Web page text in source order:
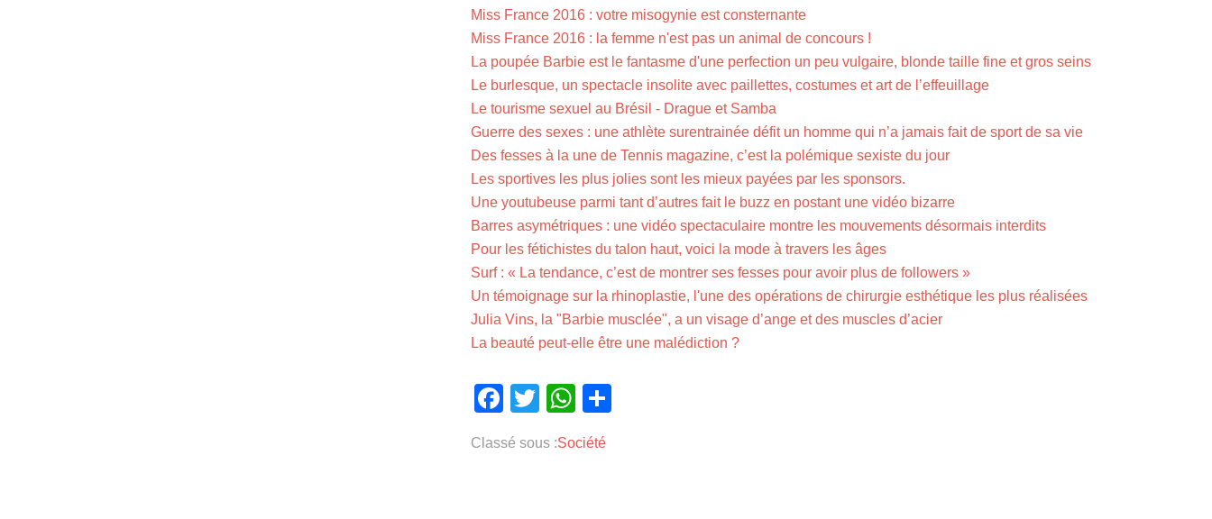
Miss France 2016 : votre misogynie est consternante
Miss France 2016 : la femme n'est pas un animal de concours !
La poupée Barbie est le fantasme d'une perfection un peu vulgaire, blonde taille fine et gros seins
Le burlesque, un spectacle insolite avec paillettes, costumes et art de l’effeuillage
Le tourisme sexuel au Brésil - Drague et Samba
Guerre des sexes : une athlète surentrainée défit un homme qui n’a jamais fait de sport de sa vie
Des fesses à la une de Tennis magazine, c’est la polémique sexiste du jour
Les sportives les plus jolies sont les mieux payées par les sponsors.
Une youtubeuse parmi tant d’autres fait le buzz en postant une vidéo bizarre
Barres asymétriques : une vidéo spectaculaire montre les mouvements désormais interdits
Pour les fétichistes du talon haut, voici la mode à travers les âges
Surf : « La tendance, c’est de montrer ses fesses pour avoir plus de followers »
Un témoignage sur la rhinoplastie, l'une des opérations de chirurgie esthétique les plus réalisées
Julia Vins, la "Barbie musclée", a un visage d’ange et des muscles d’acier
La beauté peut-elle être une malédiction ?
Facebook
TwitterWhatsApp
Classé sous :Société